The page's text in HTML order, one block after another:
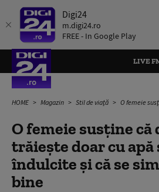
Digi24
m.digi24.ro
FREE - In Google Play
LIVE
HOME Magazin Stil de viață O femeie susține că de 50
O femeie susține că
trăiește doar cu apă
îndulcite și că se
bine